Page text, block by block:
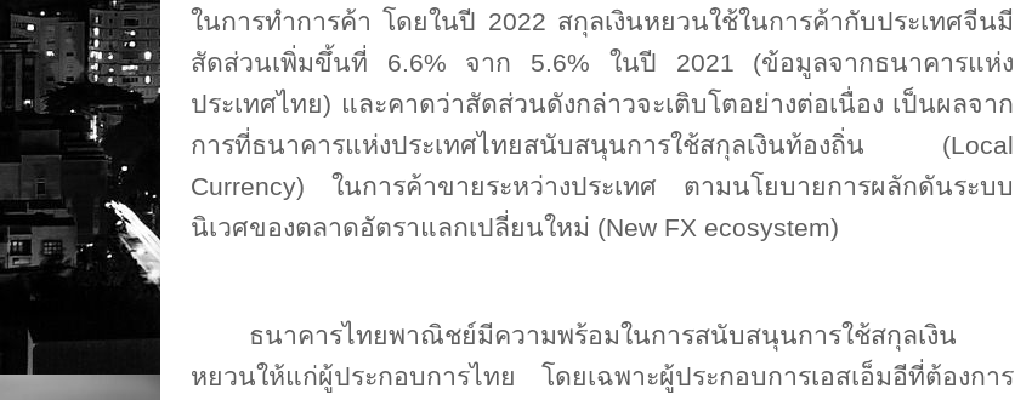
ในการทำการค้า โดยในปี 2022 สกุลเงินหยวนใช้ในการค้ากับประเทศจีนมี
สัดส่วนเพิ่มขึ้นที่ 6.6% จาก 5.6% ในปี 2021 (ข้อมูลจากธนาคารแห่ง
ประเทศไทย) และคาดว่าสัดส่วนดังกล่าวจะเติบโตอย่างต่อเนื่อง เป็นผลจาก
การที่ธนาคารแห่งประเทศไทยสนับสนุนการใช้สกุลเงินท้องถิ่น (Local
Currency) ในการค้าขายระหว่างประเทศ ตามนโยบายการผลักดันระบบ
นิเวศของตลาดอัตราแลกเปลี่ยนใหม่ (New FX ecosystem)
ธนาคารไทยพาณิชย์มีความพร้อมในการสนับสนุนการใช้สกุลเงิน
หยวนให้แก่ผู้ประกอบการไทย โดยเฉพาะผู้ประกอบการเอสเอ็มอีที่ต้องการ